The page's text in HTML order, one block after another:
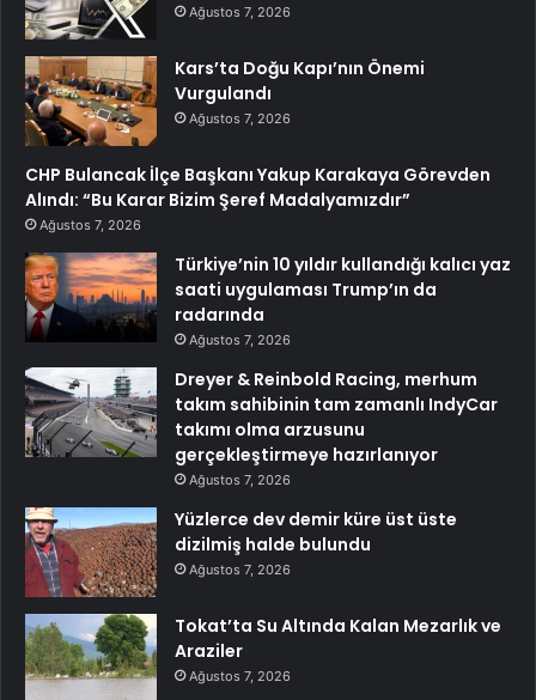
Ağustos 7, 2026
Kars’ta Doğu Kapı’nın Önemi
Vurgulandı
Ağustos 7, 2026
CHP Bulancak İlçe Başkanı Yakup Karakaya Görevden
Alındı: “Bu Karar Bizim Şeref Madalyamızdır”
Ağustos 7, 2026
Türkiye’nin 10 yıldır kullandığı kalıcı yaz
saati uygulaması Trump’ın da
radarında
Ağustos 7, 2026
Dreyer & Reinbold Racing, merhum
takım sahibinin tam zamanlı IndyCar
takımı olma arzusunu
gerçekleştirmeye hazırlanıyor
Ağustos 7, 2026
Yüzlerce dev demir küre üst üste
dizilmiş halde bulundu
Ağustos 7, 2026
Tokat’ta Su Altında Kalan Mezarlık ve
Araziler
Ağustos 7, 2026